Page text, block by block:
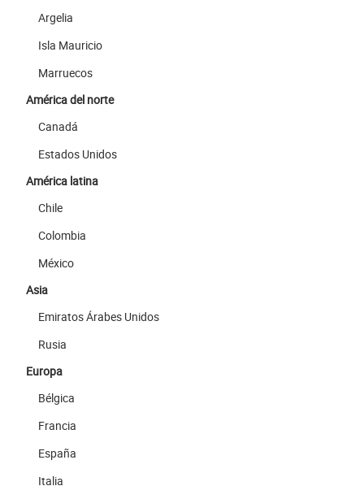
Argelia
Isla Mauricio
Marruecos
América del norte
Canadá
Estados Unidos
América latina
Chile
Colombia
México
Asia
Emiratos Árabes Unidos
Rusia
Europa
Bélgica
Francia
España
Italia